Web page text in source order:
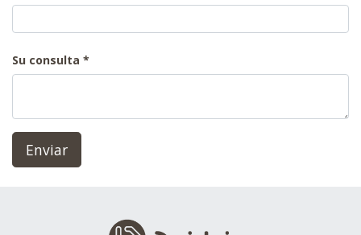
Su consulta
Enviar